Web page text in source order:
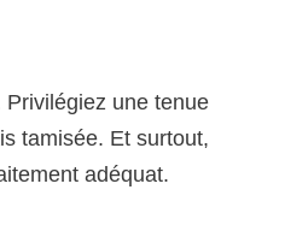
une tenue
tamisée. Et surtout,
adéquat.